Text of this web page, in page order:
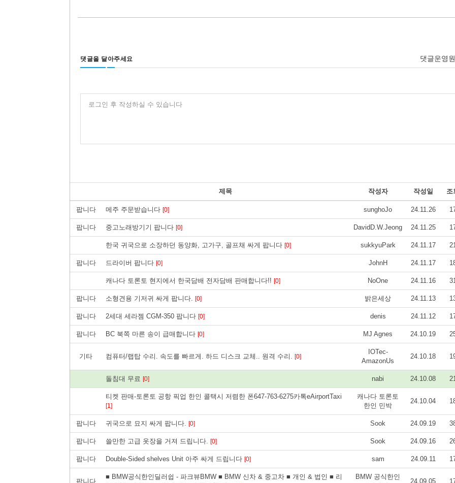
댓글을 달아주세요 댓글운영
로그인 후 작성하실 수 있습니다
제목 작성자 작성일 조
팝니다 메주 주문받습니다 [0] sunghoJo 24.11.26
팝니다 중고노래방기기 팝니다 [0] DavidD.W.Jeong 24.11.25
한국 귀국으로 소장하던 동양화, 고가구, 골프채 싸게 팝니다 [0] sukkyuPark 24.11.17
팝니다 드라이버 팝니다 [0] JohnH 24.11.17
캐나다 토론토 현지에서 한국담배 전자담배 판매합니다!! [0] NoOne 24.11.16
팝니다 소형견용 기저귀 싸게 팝니다. [0] 밝은세상 24.11.13
팝니다 2세대 세라젬 CGM-350 팝니다 [0] denis 24.11.12
팝니다 BC 북쪽 마른 송이 급매합니다 [0] MJ Agnes 24.10.19
기타 컴퓨터/랩탑 수리. 속도를 빠르게. 하드 디스크 교체.. 원격 수리. [0]
IOTec-
AmazonUs
24.10.18
돌침대 무료 [0] nabi 24.10.08
티켓 판매-토론토 공항 픽업 한인 콜택시 저렴한 폰647-763-6275카톡eAirportTaxi
[1]
캐나다 토론토
한인 민박
24.10.04
팝니다 귀국으로 묘지 싸게 팝니다. [0] Sook 24.09.19
팝니다 쓸만한 고급 옷장을 거져 드립니다. [0] Sook 24.09.16
팝니다 Double-Sided shelves Unit 아주 싸게 드립니다 [0] sam 24.09.11
팝니다
■ BMW공식한인딜러쉽 - 파크뷰BMW ■ BMW 신차 & 중고차 ■ 개인 & 법인 ■ 리
BMW 공식한인
24.09.05